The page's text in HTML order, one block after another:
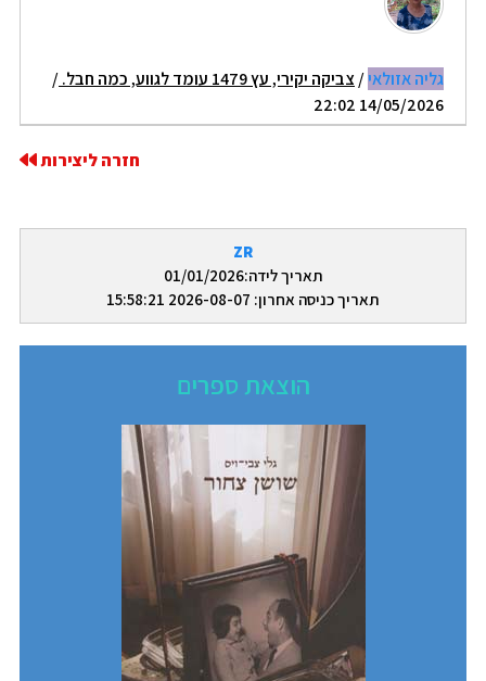
ZR
תאריך לידה:01/01/2026
תאריך כניסה אחרון: 2026-08-07 15:58:21
הוצאת ספרים
גליה אזולאי/ צביקה יקירי, עץ 1479 עומד לגווע, כמה חבל.
/
14/05/2026 22:02
חזרה ליצירות